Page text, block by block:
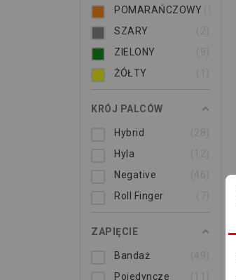
POMARAŃCZOWY
5
SZARY
2
ZIELONY
9
ŻÓŁTY
KRÓJ PALCÓW
Hybrid
28
Hyla
Negative
Roll Finger
ZAPIĘCIE
Bandaż
Pojedyncze